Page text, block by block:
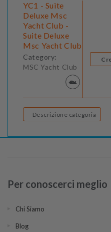
YC1 - Suite
Deluxe Msc
Yacht Club -
Suite Deluxe
Msc Yacht Club
Category:
MSC Yacht Club
Descrizione categoria
Per conoscerci meglio
Chi Siamo
Blog